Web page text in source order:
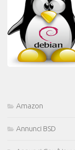
Amazon
Annunci BSD